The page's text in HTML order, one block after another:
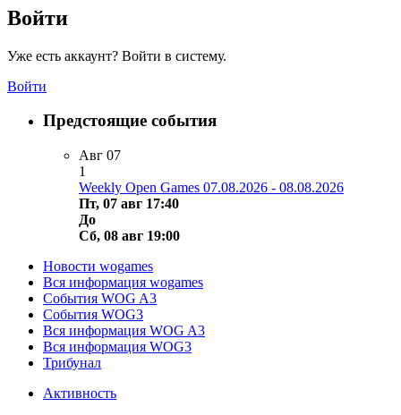
Войти
Уже есть аккаунт? Войти в систему.
Войти
Предстоящие события
Авг 07
1
Weekly Open Games 07.08.2026 - 08.08.2026
Пт, 07 авг 17:40
До
Сб, 08 авг 19:00
Новости wogames
Вся информация wogames
События WOG A3
События WOG3
Вся информация WOG A3
Вся информация WOG3
Трибунал
Активность